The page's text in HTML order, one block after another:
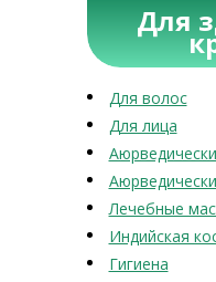
Для
Для волос
Для лица
Лечебные
Индийская
Гигиена